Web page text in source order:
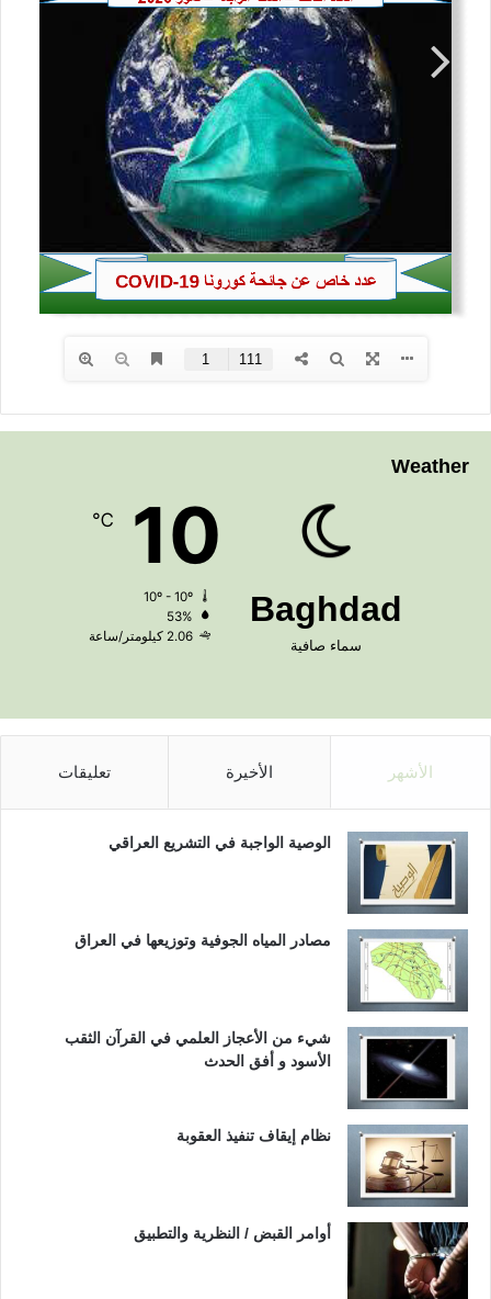
Weather
Baghdad
سماء صافية
10
℃
53%
2.06 كيلومتر/ساعة
الأشهر الأخيرة تعليقات
الوصية الواجبة في التشريع العراقي
مصادر المياه الجوفية وتوزيعها في العراق
شيء من الأعجاز العلمي في القرآن الثقب
الأسود و أفق الحدث
نظام إيقاف تنفيذ العقوبة
أوامر القبض / النظرية والتطبيق